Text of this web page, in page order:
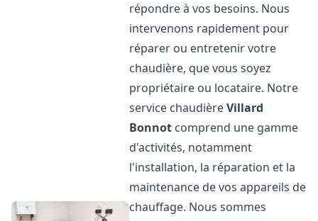
répondre à vos besoins. Nous
intervenons rapidement pour
réparer ou entretenir votre
chaudière, que vous soyez
propriétaire ou locataire. Notre
service chaudièreVillard
Bonnot comprend une gamme
d'activités, notamment
l'installation, la réparation et la
maintenance de vos appareils de
chauffage. Nous sommes